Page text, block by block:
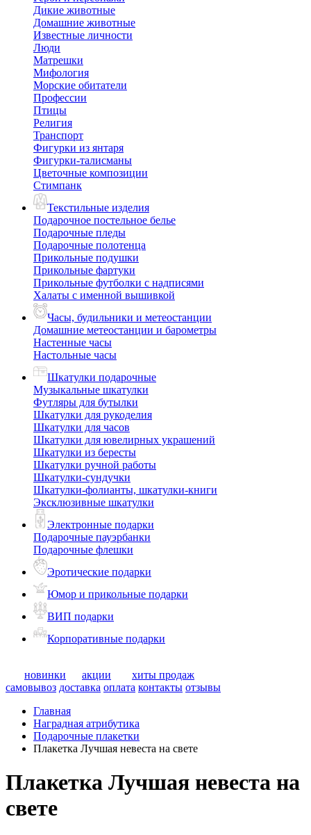
Дикие животные
Домашние животные
Известные личности
Люди
Матрешки
Мифология
Морские обитатели
Профессии
Птицы
Религия
Транспорт
Фигурки из янтаря
Фигурки-талисманы
Цветочные композиции
Стимпанк
Текстильные изделия
Подарочное постельное белье
Подарочные пледы
Подарочные полотенца
Прикольные подушки
Прикольные фартуки
Прикольные футболки с надписями
Халаты с именной вышивкой
Часы, будильники и метеостанции
Домашние метеостанции и барометры
Настенные часы
Настольные часы
Шкатулки подарочные
Музыкальные шкатулки
Футляры для бутылки
Шкатулки для рукоделия
Шкатулки для часов
Шкатулки для ювелирных украшений
Шкатулки из бересты
Шкатулки ручной работы
Шкатулки-сундучки
Шкатулки-фолианты, шкатулки-книги
Эксклюзивные шкатулки
Электронные подарки
Подарочные пауэрбанки
Подарочные флешки
Эротические подарки
Юмор и прикольные подарки
ВИП подарки
Корпоративные подарки
новинки акции
хиты продаж
самовывоз доставка оплата контакты отзывы
Главная
Наградная атрибутика
Подарочные плакетки
Плакетка Лучшая невеста на свете
Плакетка Лучшая невеста на
свете